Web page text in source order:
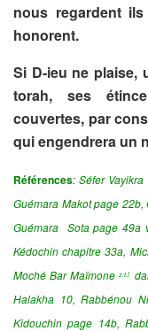
nous regardent
honorent.
Si D-ieu ne plaise,
torah, ses
couvertes, par
qui engendrera un
Références: Séfer
Guémara Makot page
Guémara Sota page 49a
Kédochin chapitre 33a,
Moché Bar Maïmone z.t.l
Halakha 10,Rabbénou
Kidouchin page 14b,